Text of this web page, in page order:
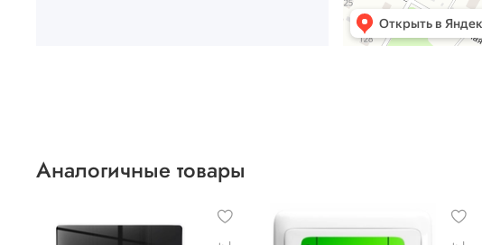
Аналогичные товары